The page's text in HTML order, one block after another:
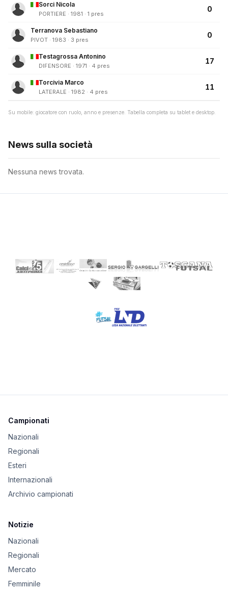
Sorci Nicola
PORTIERE · 1981 · 1 pres
0
Terranova Sebastiano
PIVOT · 1983 · 3 pres
0
Testagrossa Antonino
DIFENSORE · 1971 · 4 pres
17
Torcivia Marco
LATERALE · 1982 · 4 pres
11
Su mobile: giocatore con ruolo, anno e presenze. Tabella completa su tablet e desktop.
News sulla società
Nessuna news trovata.
Campionati
Nazionali
Regionali
Esteri
Internazionali
Archivio campionati
Notizie
Nazionali
Regionali
Mercato
Femminile